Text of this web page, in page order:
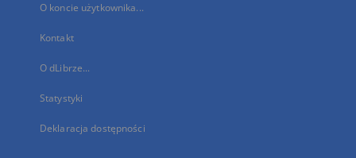
O koncie użytkownika...
Kontakt
O dLibrze...
Statystyki
Deklaracja dostępności